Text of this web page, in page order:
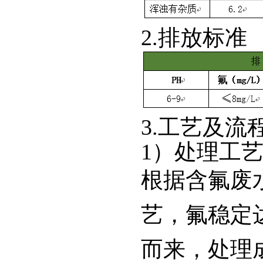
2.排放标准
3.工艺及流
1）处理工
根据含氟废
艺，氟稳定
而来，处理